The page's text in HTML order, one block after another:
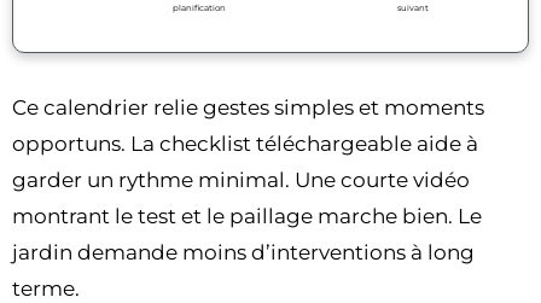
planification suivant
Ce calendrier relie gestes simples et moments
opportuns. La checklist téléchargeable aide à
garder un rythme minimal. Une courte vidéo
montrant le test et le paillage marche bien. Le
jardin demande moins d’interventions à long
terme.